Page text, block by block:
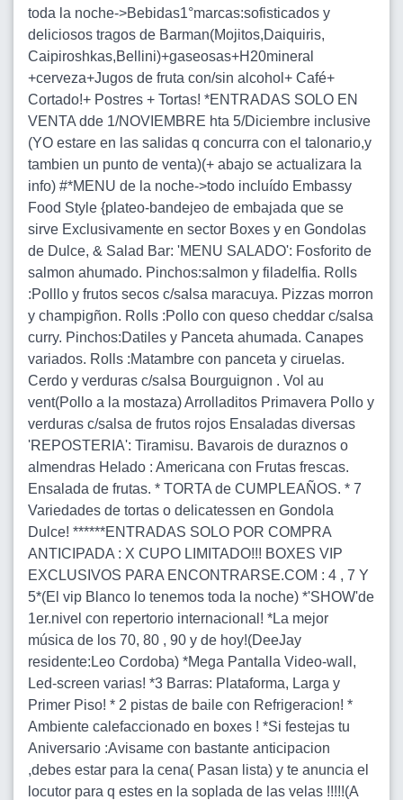
toda la noche->Bebidas1°marcas:sofisticados y
deliciosos tragos de Barman(Mojitos,Daiquiris,
Caipiroshkas,Bellini)+gaseosas+H20mineral
+cerveza+Jugos de fruta con/sin alcohol+ Café+
Cortado!+ Postres + Tortas! *ENTRADAS SOLO EN
VENTA dde 1/NOVIEMBRE hta 5/Diciembre inclusive
(YO estare en las salidas q concurra con el talonario,y
tambien un punto de venta)(+ abajo se actualizara la
info) #*MENU de la noche->todo incluído Embassy
Food Style {plateo-bandejeo de embajada que se
sirve Exclusivamente en sector Boxes y en Gondolas
de Dulce, & Salad Bar: 'MENU SALADO': Fosforito de
salmon ahumado. Pinchos:salmon y filadelfia. Rolls
:Polllo y frutos secos c/salsa maracuya. Pizzas morron
y champigñon. Rolls :Pollo con queso cheddar c/salsa
curry. Pinchos:Datiles y Panceta ahumada. Canapes
variados. Rolls :Matambre con panceta y ciruelas.
Cerdo y verduras c/salsa Bourguignon . Vol au
vent(Pollo a la mostaza) Arrolladitos Primavera Pollo y
verduras c/salsa de frutos rojos Ensaladas diversas
'REPOSTERIA': Tiramisu. Bavarois de duraznos o
almendras Helado : Americana con Frutas frescas.
Ensalada de frutas. * TORTA de CUMPLEAÑOS. * 7
Variedades de tortas o delicatessen en Gondola
Dulce! ******ENTRADAS SOLO POR COMPRA
ANTICIPADA : X CUPO LIMITADO!!! BOXES VIP
EXCLUSIVOS PARA ENCONTRARSE.COM : 4 , 7 Y
5*(El vip Blanco lo tenemos toda la noche) *'SHOW'de
1er.nivel con repertorio internacional! *La mejor
música de los 70, 80 , 90 y de hoy!(DeeJay
residente:Leo Cordoba) *Mega Pantalla Video-wall,
Led-screen varias! *3 Barras: Plataforma, Larga y
Primer Piso! * 2 pistas de baile con Refrigeracion! *
Ambiente calefaccionado en boxes ! *Si festejas tu
Aniversario :Avisame con bastante anticipacion
,debes estar para la cena( Pasan lista) y te anuncia el
locutor para q estes en la soplada de las velas !!!!!(A